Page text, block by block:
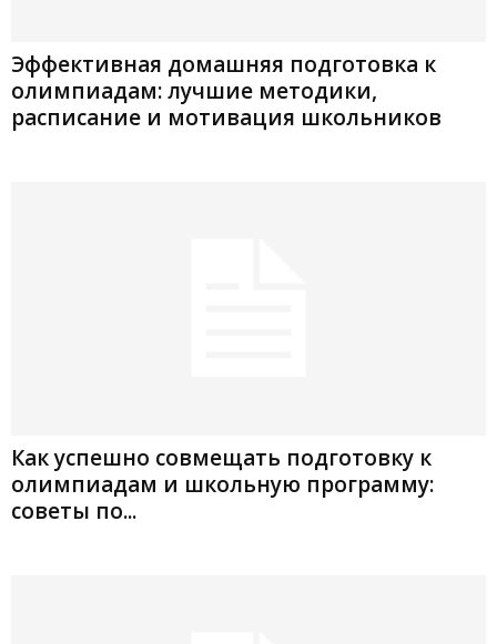
Эффективная домашняя подготовка к
олимпиадам: лучшие методики,
расписание и мотивация школьников
Как успешно совмещать подготовку к
олимпиадам и школьную программу:
советы по...